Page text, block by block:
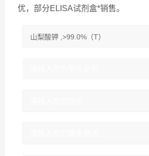
优，部分ELISA试剂盒*销售。